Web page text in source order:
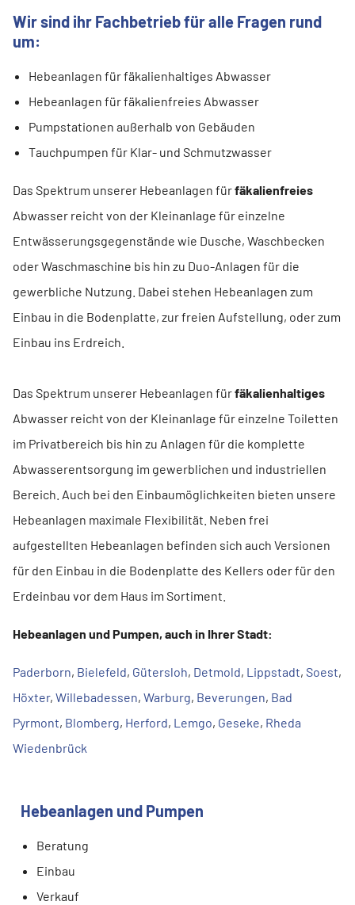
Wir sind ihr Fachbetrieb für alle Fragen rund
um:
Hebeanlagen für fäkalienhaltiges Abwasser
Hebeanlagen für fäkalienfreies Abwasser
Pumpstationen außerhalb von Gebäuden
Tauchpumpen für Klar- und Schmutzwasser
Das Spektrum unserer Hebeanlagen fürfäkalienfreies
Abwasser reicht von der Kleinanlage für einzelne
Entwässerungsgegenstände wie Dusche, Waschbecken
oder Waschmaschine bis hin zu Duo-Anlagen für die
gewerbliche Nutzung. Dabei stehen Hebeanlagen zum
Einbau in die Bodenplatte, zur freien Aufstellung, oder zum
Einbau ins Erdreich.
Das Spektrum unserer Hebeanlagen fürfäkalienhaltiges
Abwasser reicht von der Kleinanlage für einzelne Toiletten
im Privatbereich bis hin zu Anlagen für die komplette
Abwasserentsorgung im gewerblichen und industriellen
Bereich. Auch bei den Einbaumöglichkeiten bieten unsere
Hebeanlagen maximale Flexibilität. Neben frei
aufgestellten Hebeanlagen befinden sich auch Versionen
für den Einbau in die Bodenplatte des Kellers oder für den
Erdeinbau vor dem Haus im Sortiment.
Hebeanlagen und Pumpen, auch in Ihrer Stadt:
Paderborn, Bielefeld, Gütersloh, Detmold, Lippstadt, Soest,
Höxter, Willebadessen, Warburg, Beverungen, Bad
Pyrmont, Blomberg, Herford, Lemgo, Geseke, Rheda
Wiedenbrück
Hebeanlagen und Pumpen
Beratung
Einbau
Verkauf